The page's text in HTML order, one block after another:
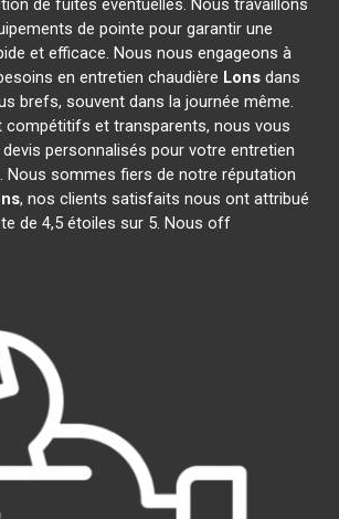
de fuites éventuelles. Nous travaillons
de pointe pour garantir une
et efficace. Nous nous engageons à
en entretien chaudière Lons dans
brefs, souvent dans la journée même.
et transparents, nous vous
personnalisés pour votre entretien
. Nous sommes fiers de notre réputation
, nos clients satisfaits nous ont attribué
de 4,5 étoiles sur 5. Nous off